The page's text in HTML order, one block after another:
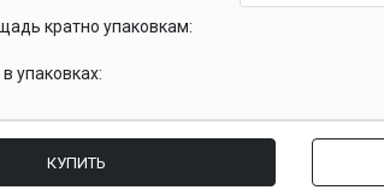
кратно упаковкам:
упаковках:
КУПИТЬ